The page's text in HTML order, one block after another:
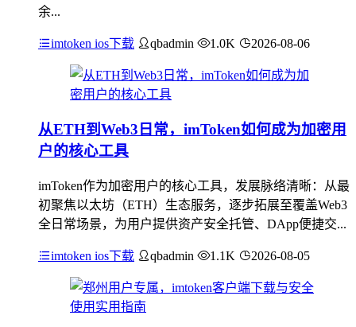
余...
imtoken ios下载 qbadmin 1.0K 2026-08-06
从ETH到Web3日常，imToken如何成为加密用
户的核心工具
imToken作为加密用户的核心工具，发展脉络清晰：从最
初聚焦以太坊（ETH）生态服务，逐步拓展至覆盖Web3
全日常场景，为用户提供资产安全托管、DApp便捷交...
imtoken ios下载 qbadmin 1.1K 2026-08-05